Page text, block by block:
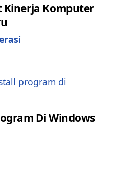
Kinerja Komputer
Di Windows